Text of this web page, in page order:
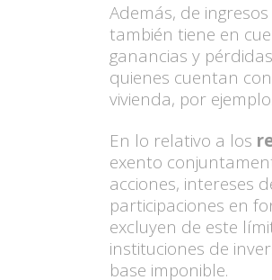
Además, de
también tiene en
ganancias y
quienes cuentan
vivienda, por ejemplo.
En lo relativo a los
exento
acciones, intereses
participaciones en
excluyen de este
instituciones de
base imponible.